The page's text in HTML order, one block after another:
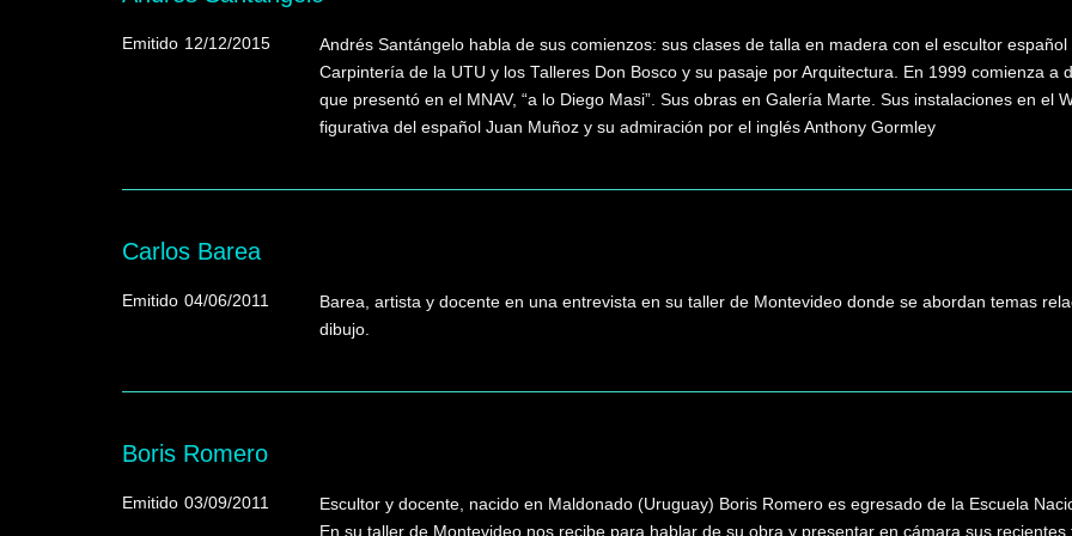
Emitido 12/12/2015
Andrés Santángelo habla de sus comienzos: sus clases de talla en madera con el escultor
Carpintería de la UTU y los Talleres Don Bosco y su pasaje por Arquitectura. En 1999 comienza a
que presentó en el MNAV, “a lo Diego Masi”. Sus obras en Galería Marte. Sus instalaciones en el
figurativa del español Juan Muñoz y su admiración por el inglés Anthony Gormley
Carlos Barea
Emitido 04/06/2011
Barea, artista y docente en una entrevista en su taller de Montevideo donde se abordan temas
dibujo.
Boris Romero
Emitido 03/09/2011
Escultor y docente, nacido en Maldonado (Uruguay) Boris Romero es egresado de la Escuela
En su taller de Montevideo nos recibe para hablar de su obra y presentar en cámara sus